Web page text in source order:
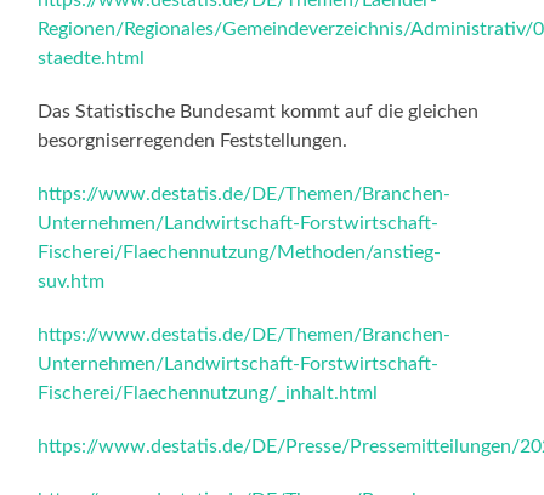
Regionen/Regionales/Gemeindeverzeichnis/Administrativ/
staedte.html
Das Statistische Bundesamt kommt auf die gleichen
besorgniserregenden Feststellungen.
https://www.destatis.de/DE/Themen/Branchen-
Unternehmen/Landwirtschaft-Forstwirtschaft-
Fischerei/Flaechennutzung/Methoden/anstieg-
suv.htm
https://www.destatis.de/DE/Themen/Branchen-
Unternehmen/Landwirtschaft-Forstwirtschaft-
Fischerei/Flaechennutzung/_inhalt.html
https://www.destatis.de/DE/Presse/Pressemitteilungen/